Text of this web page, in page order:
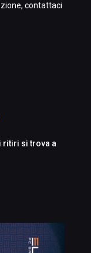
contattaci
ritiri si trova a